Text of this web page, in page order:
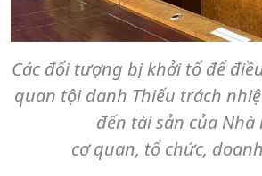
Các đối tượng bị khởi tố để
quan tội danh Thiếu trách
đến tài sản của Nhà
cơ quan, tổ chức,